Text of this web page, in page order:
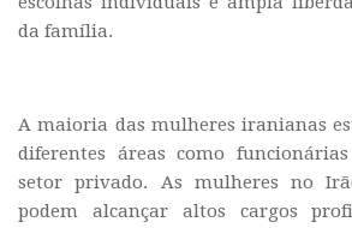
da família.
A maioria das mulheres iranianas
diferentes áreas como
setor privado. As mulheres no
podem alcançar altos cargos